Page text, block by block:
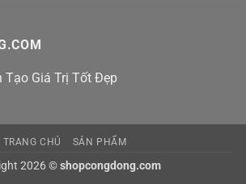
Tạo Giá Trị Tốt Đẹp
TRANG CHỦ SẢN PHẨM
2026 ©shopcongdong.com